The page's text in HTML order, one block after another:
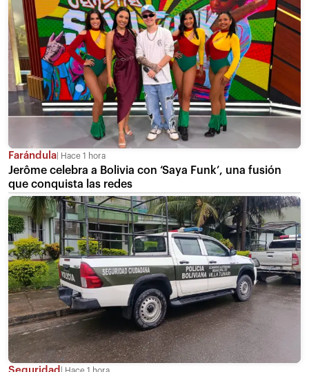
Farándula Hace 1 hora
Jerôme celebra a Bolivia con ‘Saya Funk’, una fusión
que conquista las redes